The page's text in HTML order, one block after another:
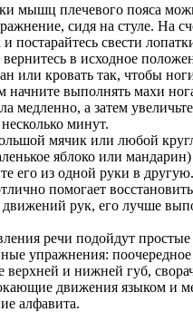
мышц плечевого пояса
сидя на стуле. На
и постарайтесь свести
в исходное
или кровать так, чтобы
начните выполнять махи
медленно, а затем
минут.
мячик или любой
яблоко или
его из одной руки в
помогает восстановить
рук, его лучше
речи подойдут простые
упражнения: поочередное
верхней и нижней губ,
движения языком и
алфавита.